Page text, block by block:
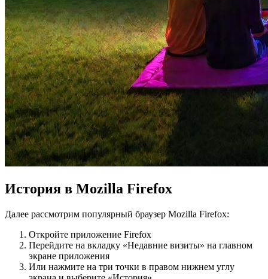
История в Mozilla Firefox
Далее рассмотрим популярный браузер Mozilla Firefox:
Откройте приложение Firefox
Перейдите на вкладку «Недавние визиты» на главном
экране приложения
Или нажмите на три точки в правом нижнем углу